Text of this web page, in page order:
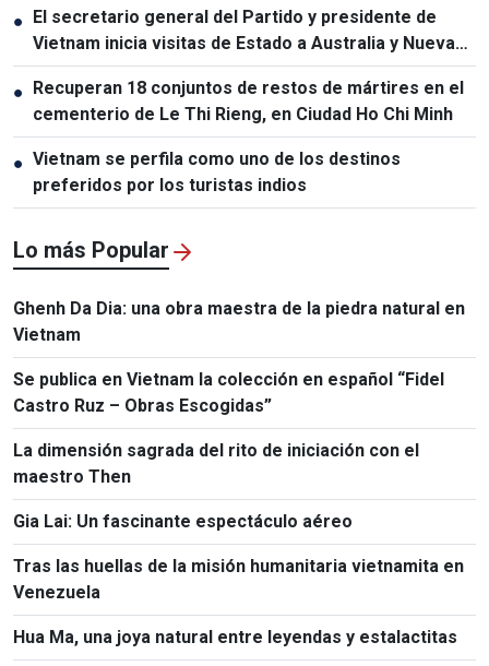
● El secretario general del Partido y presidente de
Vietnam inicia visitas de Estado a Australia y Nueva
Zelanda
● Recuperan 18 conjuntos de restos de mártires en el
cementerio de Le Thi Rieng, en Ciudad Ho Chi Minh
● Vietnam se perfila como uno de los destinos
preferidos por los turistas indios
Lo más Popular
Ghenh Da Dia: una obra maestra de la piedra natural en
Vietnam
Se publica en Vietnam la colección en español “Fidel
Castro Ruz – Obras Escogidas”
La dimensión sagrada del rito de iniciación con el
maestro Then
Gia Lai: Un fascinante espectáculo aéreo
Tras las huellas de la misión humanitaria vietnamita en
Venezuela
Hua Ma, una joya natural entre leyendas y estalactitas